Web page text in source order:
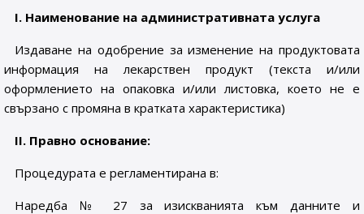
І. Наименование на административната услуга
Издаване на одобрение за изменение на продуктовата
информация на лекарствен продукт (текста и/или
оформлението на опаковка и/или листовка, което не е
свързано с промяна в кратката характеристика)
ІІ. Правно основание:
Процедурата е регламентирана в:
Наредба № 27 за изискванията към данните и